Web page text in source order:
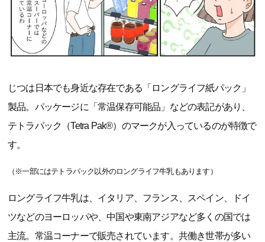
じつは日本でも身近な存在である「ロングライフ紙パック」
製品。パッケージに「常温保存可能品」などの表記があり、
テトラパック（Tetra Pak®）のマークが入っているのが特徴で
す。
（※一部にはテトラパック以外のロングライフ牛乳もあります）
ロングライフ牛乳は、イタリア、フランス、スペイン、ドイ
ツなどのヨーロッパや、中国や東南アジアなど多くの国では
主流。常温コーナーで販売されています。共働き世帯が多い